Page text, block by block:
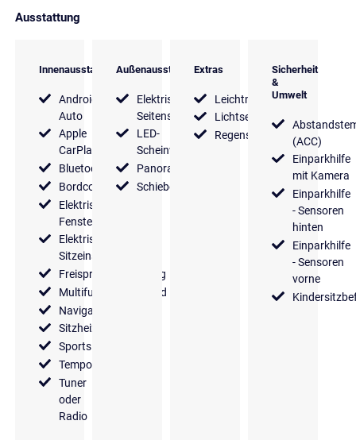
Ausstattung
Innenausstattung
Android
Auto
Apple
CarPlay
Bluetooth
Bordcomputer
Elektrische
Fensterheber
Elektrische
Sitzeinstellung
Freisprecheinrichtung
Multifunktionslenkrad
Navigationssystem
Sitzheizung
Sportsitze
Tempomat
Tuner
oder
Radio
Außenausstattung
Elektrische
Seitenspiegel
LED-
Scheinwerfer
Panoramadach
Schiebedach
Extras
Leichtmetallfelgen
Lichtsensor
Regensensor
Sicherheit
&
Umwelt
(ACC)
Einparkhilfe
mit Kamera
Einparkhilfe
- Sensoren
hinten
Einparkhilfe
- Sensoren
vorne